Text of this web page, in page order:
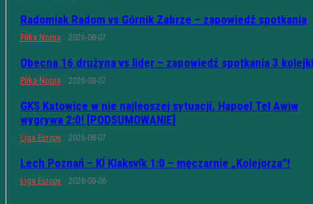
Radomiak Radom vs Górnik Zabrze – zapowiedź spotkania
Piłka Nożna 2026-08-07
Obecna 16 drużyna vs lider – zapowiedź spotkania 3 kolejki
Piłka Nożna 2026-08-07
GKS Katowice w nie najleoszej sytuacji. Hapoel Tel Awiw
wygrywa 2:0! [PODSUMOWANIE]
Liga Europy 2026-08-07
Lech Poznań – KÍ Klaksvík 1:0 – męczarnie „Kolejorza”!
Liga Europy 2026-08-06